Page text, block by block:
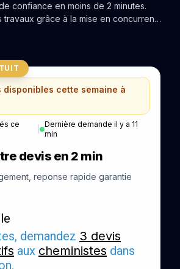
confiance en moins de 2 minutes.
travaux grâce à la mise en concurrence
disponibles cette semaine à
ce
Dernière demande il y a 11
min
devis en 2 min
reponse rapide garantie
demandez 3 devis
aux cheministes dans